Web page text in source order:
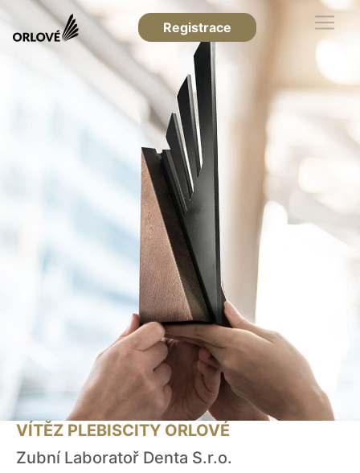
Registrace
VÍTĚZ PLEBISCITY ORLOVÉ
Zubní Laboratoř Denta S.r.o.